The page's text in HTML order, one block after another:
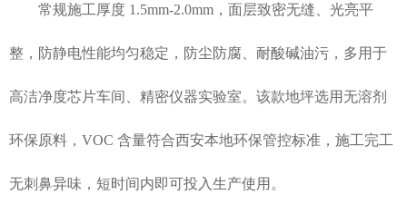
常规施工厚度 1.5mm-2.0mm，面层致密无缝、光亮平
整，防静电性能均匀稳定，防尘防腐、耐酸碱油污，多用于
高洁净度芯片车间、精密仪器实验室。该款地坪选用无溶剂
环保原料，VOC 含量符合西安本地环保管控标准，施工完工
无刺鼻异味，短时间内即可投入生产使用。